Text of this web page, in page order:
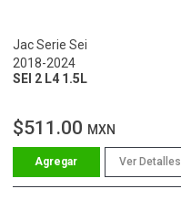
Jac Serie Sei
2018-2024
SEI 2 L4 1.5L
$511.00 MXN
Ver Detalles